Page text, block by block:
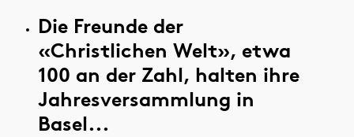
Die Freunde der
«Christlichen Welt», etwa
100 an der Zahl, halten ihre
Jahresversammlung in
Basel...